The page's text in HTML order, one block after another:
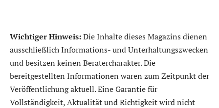
Wichtiger Hinweis:Die Inhalte dieses Magazins dienen
ausschließlich Informations- und Unterhaltungszwecken
und besitzen keinen Beratercharakter. Die
bereitgestellten Informationen waren zum Zeitpunkt der
Veröffentlichung aktuell. Eine Garantie für
Vollständigkeit, Aktualität und Richtigkeit wird nicht